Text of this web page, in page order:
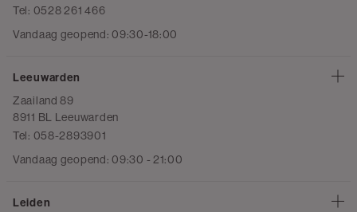
Tel: 0528 261 466
Vandaag geopend: 09:30-18:00
Leeuwarden
Zaailand 89
8911 BL Leeuwarden
Tel: 058-2893901
Vandaag geopend: 09:30 - 21:00
Leiden